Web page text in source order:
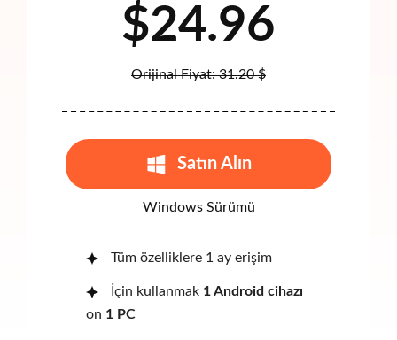
$24.96
Orijinal Fiyat: 31.20 $
Satın Alın
Windows Sürümü
Tüm özelliklere 1 ay erişim
İçin kullanmak 1 Android cihazı
on 1 PC